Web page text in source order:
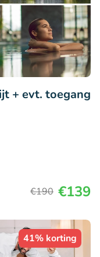
+ evt. toegang
€190 €139
41% korting